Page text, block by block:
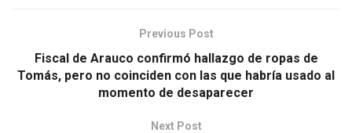
Previous Post
Fiscal de Arauco confirmó hallazgo de ropas de
Tomás, pero no coinciden con las que habría usado al
momento de desaparecer
Next Post